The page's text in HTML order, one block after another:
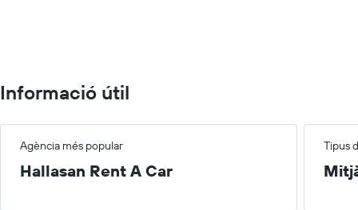
Informació útil
Agència més popular Tipus
Hallasan Rent A Car